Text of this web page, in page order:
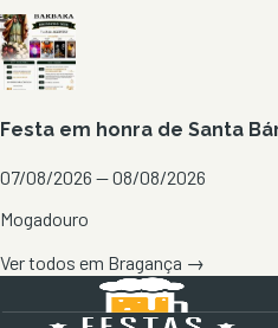
Festa em honra de Santa
07/08/2026 — 08/08/2026
Mogadouro
Ver todos em Bragança →